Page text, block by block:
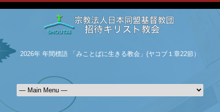
2026年 年間標語 「みことばに生きる教会」(ヤコブ１章22節）